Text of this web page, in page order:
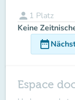
person 1 Platz
Keine
date_range
Espace